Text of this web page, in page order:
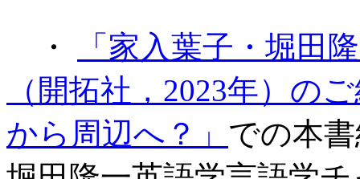
・
「家入葉子・堀田
（開拓社，2023年）の
から周辺へ？」 での本